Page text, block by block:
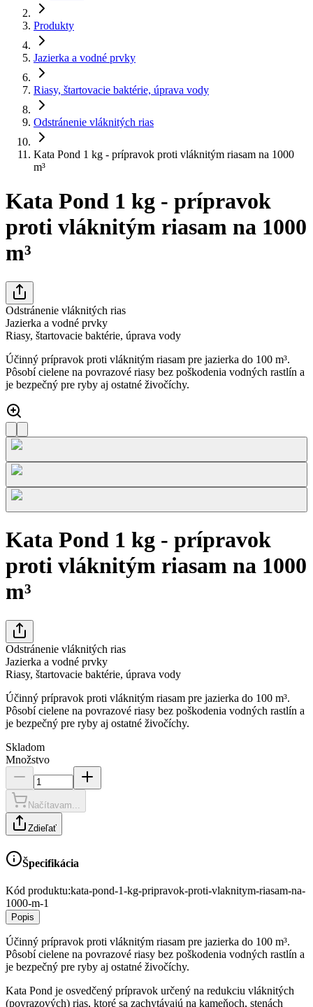
Produkty
Jazierka a vodné prvky
Riasy, štartovacie baktérie, úprava vody
Odstránenie vláknitých rias
Kata Pond 1 kg - prípravok proti vláknitým riasam na 1000
m³
Kata Pond 1 kg - prípravok
proti vláknitým riasam na 1000
m³
Odstránenie vláknitých rias
Jazierka a vodné prvky
Riasy, štartovacie baktérie, úprava vody
Účinný prípravok proti vláknitým riasam pre jazierka do 100 m³.
Pôsobí cielene na povrazové riasy bez poškodenia vodných rastlín a
je bezpečný pre ryby aj ostatné živočíchy.
Kata Pond 1 kg - prípravok
proti vláknitým riasam na 1000
m³
Odstránenie vláknitých rias
Jazierka a vodné prvky
Riasy, štartovacie baktérie, úprava vody
Účinný prípravok proti vláknitým riasam pre jazierka do 100 m³.
Pôsobí cielene na povrazové riasy bez poškodenia vodných rastlín a
je bezpečný pre ryby aj ostatné živočíchy.
Skladom
Množstvo
Načítavam...
Zdieľať
Špecifikácia
Kód produktu:kata-pond-1-kg-pripravok-proti-vlaknitym-riasam-na-
1000-m-1
Popis
Účinný prípravok proti vláknitým riasam pre jazierka do 100 m³.
Pôsobí cielene na povrazové riasy bez poškodenia vodných rastlín a
je bezpečný pre ryby aj ostatné živočíchy.
Kata Pond je osvedčený prípravok určený na redukciu vláknitých
(povrazových) rias, ktoré sa zachytávajú na kameňoch, stenách